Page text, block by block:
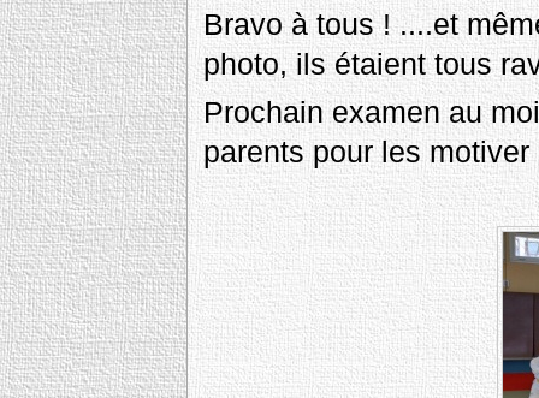
Bravo à tous ! ....et
photo, ils étaient tous
Prochain examen au
parents pour les motiver